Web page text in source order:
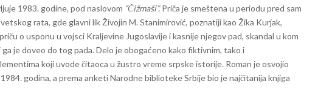
1983. godine, pod naslovom “Čižmaši”.Priča je smeštena u periodu pred sam
rata, gde glavni lik Živojin M. Stanimirović, poznatiji kao Žika Kurjak,
o usponu u vojsci Kraljevine Jugoslavije i kasnije njegov pad, skandal u kom
je doveo do tog pada. Delo je obogaćeno kako fiktivnim, tako i
koji uvode čitaoca u žustro vreme srpske istorije. Roman je osvojio
godina, a prema anketi Narodne biblioteke Srbije bio je najčitanija knjiga